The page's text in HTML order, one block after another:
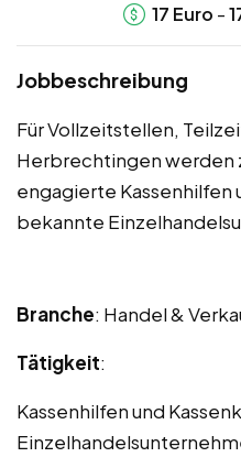
17 Euro -
Jobbeschreibung
Für Vollzeitstellen,
Herbrechtingen werden
engagierte Kassenhilfen
bekannte
Branche: Handel &
Tätigkeit:
Kassenhilfen und